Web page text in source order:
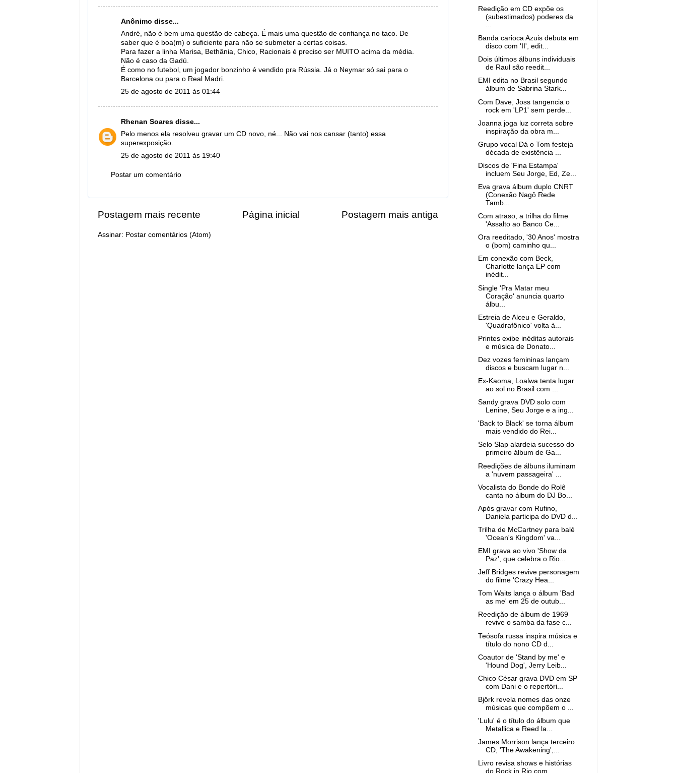
Anônimo disse...
André, não é bem uma questão de cabeça. É mais uma questão de confiança no taco. De
saber que é boa(m) o suficiente para não se submeter a certas coisas.
Para fazer a linha Marisa, Bethânia, Chico, Racionais é preciso ser MUITO acima da média.
Não é caso da Gadú.
É como no futebol, um jogador bonzinho é vendido pra Rússia. Já o Neymar só sai para o
Barcelona ou para o Real Madri.
25 de agosto de 2011 às 01:44
Rhenan Soares disse...
Pelo menos ela resolveu gravar um CD novo, né... Não vai nos cansar (tanto) essa
superexposição.
25 de agosto de 2011 às 19:40
Postar um comentário
Postagem mais recente Postagem mais antiga
Página inicial
Assinar: Postar comentários (Atom)
Reedição em CD expõe os
(subestimados) poderes da
...
Banda carioca Azuis debuta em
disco com 'II', edit...
Dois últimos álbuns individuais
de Raul são reedit...
EMI edita no Brasil segundo
álbum de Sabrina Stark...
Com Dave, Joss tangencia o
rock em 'LP1' sem perde...
Joanna joga luz correta sobre
inspiração da obra m...
Grupo vocal Dá o Tom festeja
década de existência ...
Discos de 'Fina Estampa'
incluem Seu Jorge, Ed, Ze...
Eva grava álbum duplo CNRT
(Conexão Nagô Rede
Tamb...
Com atraso, a trilha do filme
'Assalto ao Banco Ce...
Ora reeditado, '30 Anos' mostra
o (bom) caminho qu...
Em conexão com Beck,
Charlotte lança EP com
inédit...
Single 'Pra Matar meu
Coração' anuncia quarto
álbu...
Estreia de Alceu e Geraldo,
'Quadrafônico' volta à...
Printes exibe inéditas autorais
e música de Donato...
Dez vozes femininas lançam
discos e buscam lugar n...
Ex-Kaoma, Loalwa tenta lugar
ao sol no Brasil com ...
Sandy grava DVD solo com
Lenine, Seu Jorge e a ing...
'Back to Black' se torna álbum
mais vendido do Rei...
Selo Slap alardeia sucesso do
primeiro álbum de Ga...
Reedições de álbuns iluminam
a 'nuvem passageira' ...
Vocalista do Bonde do Rolê
canta no álbum do DJ Bo...
Após gravar com Rufino,
Daniela participa do DVD d...
Trilha de McCartney para balé
'Ocean's Kingdom' va...
EMI grava ao vivo 'Show da
Paz', que celebra o Rio...
Jeff Bridges revive personagem
do filme 'Crazy Hea...
Tom Waits lança o álbum 'Bad
as me' em 25 de outub...
Reedição de álbum de 1969
revive o samba da fase c...
Teósofa russa inspira música e
título do nono CD d...
Coautor de 'Stand by me' e
'Hound Dog', Jerry Leib...
Chico César grava DVD em SP
com Dani e o repertóri...
Björk revela nomes das onze
músicas que compõem o ...
'Lulu' é o título do álbum que
Metallica e Reed la...
James Morrison lança terceiro
CD, 'The Awakening',...
Livro revisa shows e histórias
do Rock in Rio com ...